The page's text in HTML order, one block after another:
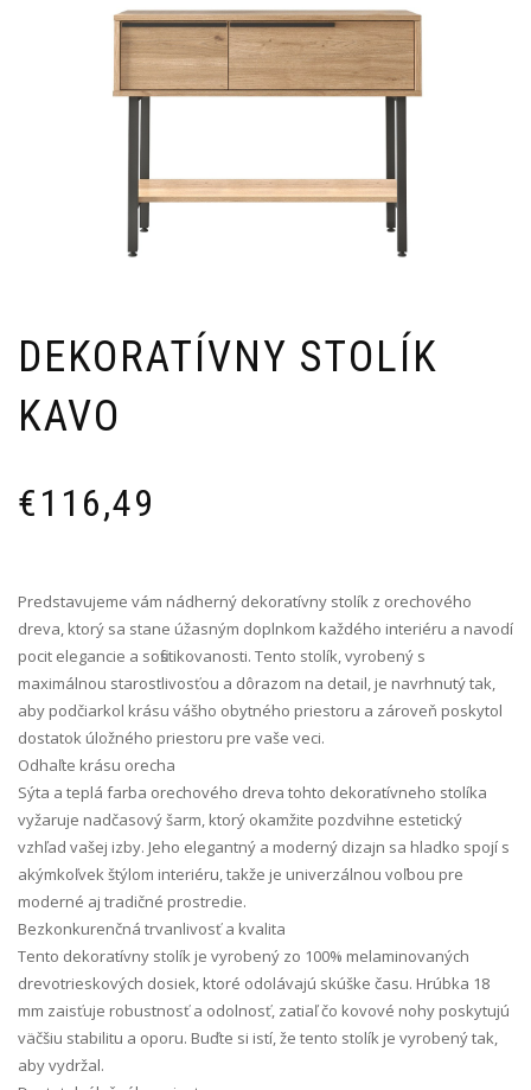
DEKORATÍVNY STOLÍK
KAVO
€116,49
Predstavujeme vám nádherný dekoratívny stolík z orechového
dreva, ktorý sa stane úžasným doplnkom každého interiéru a navodí
pocit elegancie a sofistikovanosti. Tento stolík, vyrobený s
maximálnou starostlivosťou a dôrazom na detail, je navrhnutý tak,
aby podčiarkol krásu vášho obytného priestoru a zároveň poskytol
dostatok úložného priestoru pre vaše veci.
Odhaľte krásu orecha
Sýta a teplá farba orechového dreva tohto dekoratívneho stolíka
vyžaruje nadčasový šarm, ktorý okamžite pozdvihne estetický
vzhľad vašej izby. Jeho elegantný a moderný dizajn sa hladko spojí s
akýmkoľvek štýlom interiéru, takže je univerzálnou voľbou pre
moderné aj tradičné prostredie.
Bezkonkurenčná trvanlivosť a kvalita
Tento dekoratívny stolík je vyrobený zo 100% melaminovaných
drevotrieskových dosiek, ktoré odolávajú skúške času. Hrúbka 18
mm zaisťuje robustnosť a odolnosť, zatiaľ čo kovové nohy poskytujú
väčšiu stabilitu a oporu. Buďte si istí, že tento stolík je vyrobený tak,
aby vydržal.